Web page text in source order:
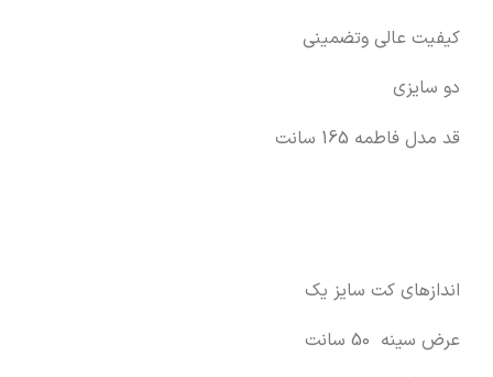
کیفیت عالی وتضمینی
دو سایزی
قد مدل فاطمه 165 سانت
اندازهای کت سایز یک
عرض سینه 50 سانت